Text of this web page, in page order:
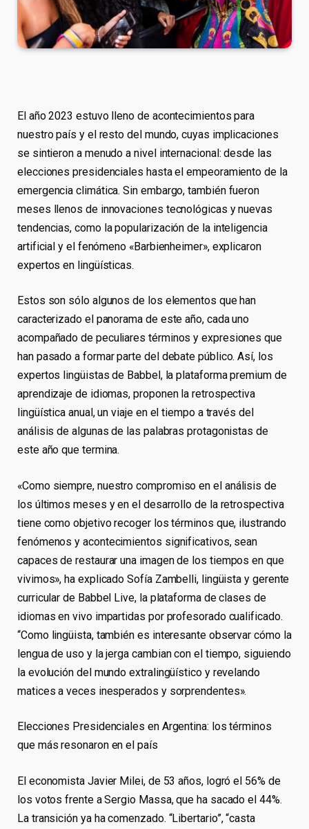
El año 2023 estuvo lleno de acontecimientos para
nuestro país y el resto del mundo, cuyas implicaciones
se sintieron a menudo a nivel internacional: desde las
elecciones presidenciales hasta el empeoramiento de la
emergencia climática. Sin embargo, también fueron
meses llenos de innovaciones tecnológicas y nuevas
tendencias, como la popularización de la inteligencia
artificial y el fenómeno «Barbienheimer», explicaron
expertos en lingüísticas.
Estos son sólo algunos de los elementos que han
caracterizado el panorama de este año, cada uno
acompañado de peculiares términos y expresiones que
han pasado a formar parte del debate público. Así, los
expertos lingüistas de Babbel, la plataforma premium de
aprendizaje de idiomas, proponen la retrospectiva
lingüística anual, un viaje en el tiempo a través del
análisis de algunas de las palabras protagonistas de
este año que termina.
«Como siempre, nuestro compromiso en el análisis de
los últimos meses y en el desarrollo de la retrospectiva
tiene como objetivo recoger los términos que, ilustrando
fenómenos y acontecimientos significativos, sean
capaces de restaurar una imagen de los tiempos en que
vivimos», ha explicado Sofía Zambelli, lingüista y gerente
curricular de Babbel Live, la plataforma de clases de
idiomas en vivo impartidas por profesorado cualificado.
“Como lingüista, también es interesante observar cómo la
lengua de uso y la jerga cambian con el tiempo, siguiendo
la evolución del mundo extralingüístico y revelando
matices a veces inesperados y sorprendentes».
Elecciones Presidenciales en Argentina: los términos
que más resonaron en el país
El economista Javier Milei, de 53 años, logró el 56% de
los votos frente a Sergio Massa, que ha sacado el 44%.
La transición ya ha comenzado. “Libertario”, “casta